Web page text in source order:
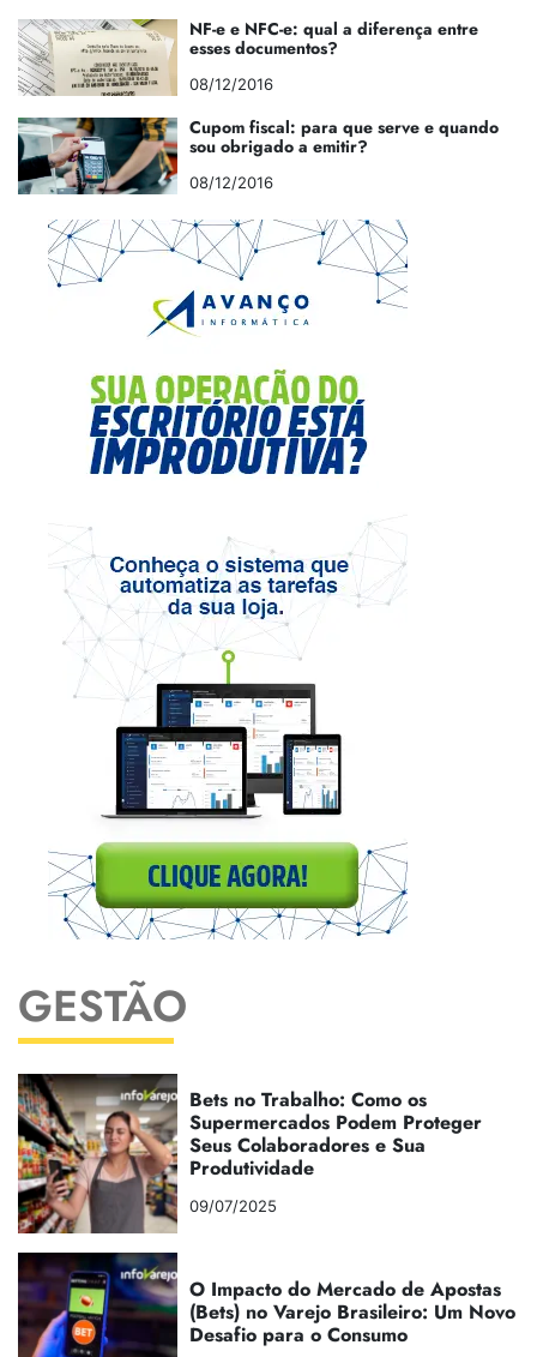
NF-e e NFC-e: qual a diferença entre
esses documentos?
08/12/2016
Cupom fiscal: para que serve e quando
sou obrigado a emitir?
08/12/2016
GESTÃO
Bets no Trabalho: Como os
Supermercados Podem Proteger
Seus Colaboradores e Sua
Produtividade
09/07/2025
O Impacto do Mercado de Apostas
(Bets) no Varejo Brasileiro: Um Novo
Desafio para o Consumo